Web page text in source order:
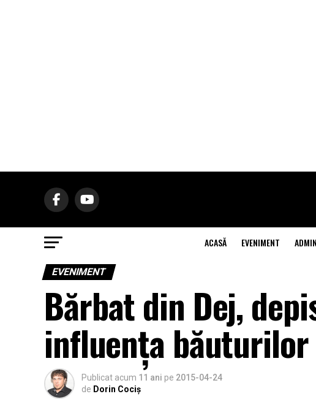
ACASĂ EVENIMENT
EVENIMENT
Bărbat din Dej,
influența
Publicat acum 11 ani pe 2015-04-24
de Dorin Cociș